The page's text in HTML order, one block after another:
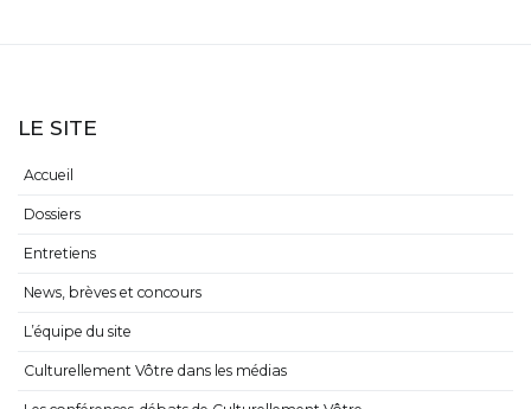
LE SITE
Accueil
Dossiers
Entretiens
News, brèves et concours
L’équipe du site
Culturellement Vôtre dans les médias